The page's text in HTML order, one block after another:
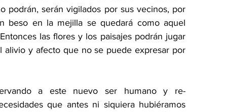
podrán, serán vigilados por sus vecinos, por
beso en la mejilla se quedará como aquel
las flores y los paisajes podrán jugar
alivio y afecto que no se puede expresar por
a este nuevo ser humano y re-
que antes ni siquiera hubiéramos